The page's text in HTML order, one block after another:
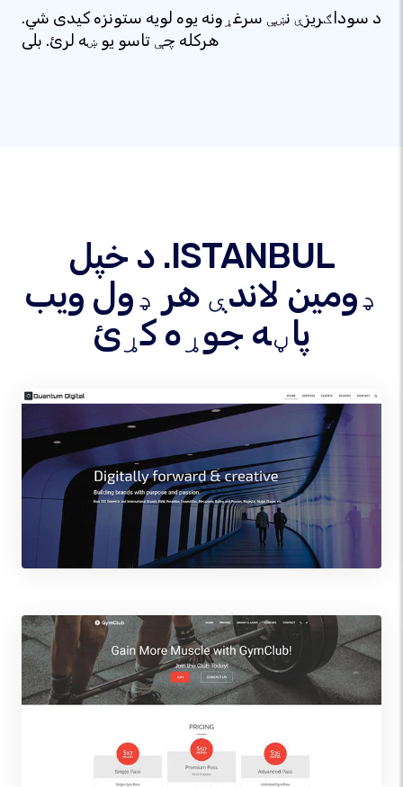
د سوداګریزې نښې سرغړونه یوه لویه ستونزه کیدی شي.
هرکله چې تاسو یو ښه لرئ. بلی
د خپل .ISTANBUL
ډومین لاندې هر ډول ویب
پاڼه جوړه کړئ